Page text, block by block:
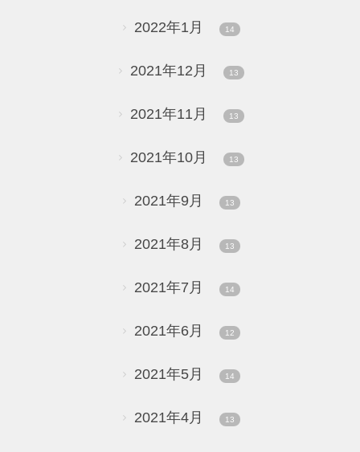
2022年1月 14
2021年12月 13
2021年11月 13
2021年10月 13
2021年9月 13
2021年8月 13
2021年7月 14
2021年6月 12
2021年5月 14
2021年4月 13